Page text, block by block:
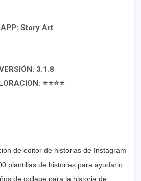
APP: Story Art
3.1.8
⭐⭐⭐⭐
de editor de historias de Instagram
plantillas de historias para ayudarlo
de collage para la historia de